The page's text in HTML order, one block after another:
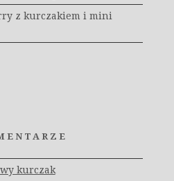
z kurczakiem i mini
kurczak